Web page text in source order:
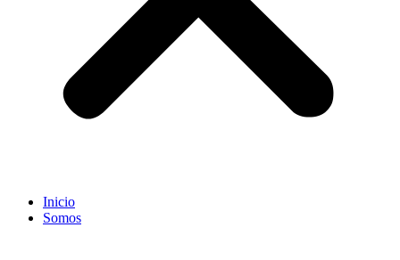
Inicio
Somos